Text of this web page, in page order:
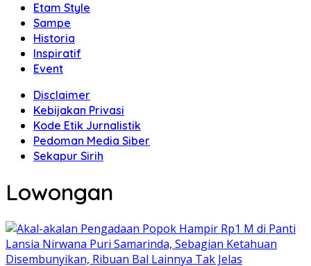
Etam Style
Sampe
Historia
Inspiratif
Event
Disclaimer
Kebijakan Privasi
Kode Etik Jurnalistik
Pedoman Media Siber
Sekapur Sirih
Lowongan